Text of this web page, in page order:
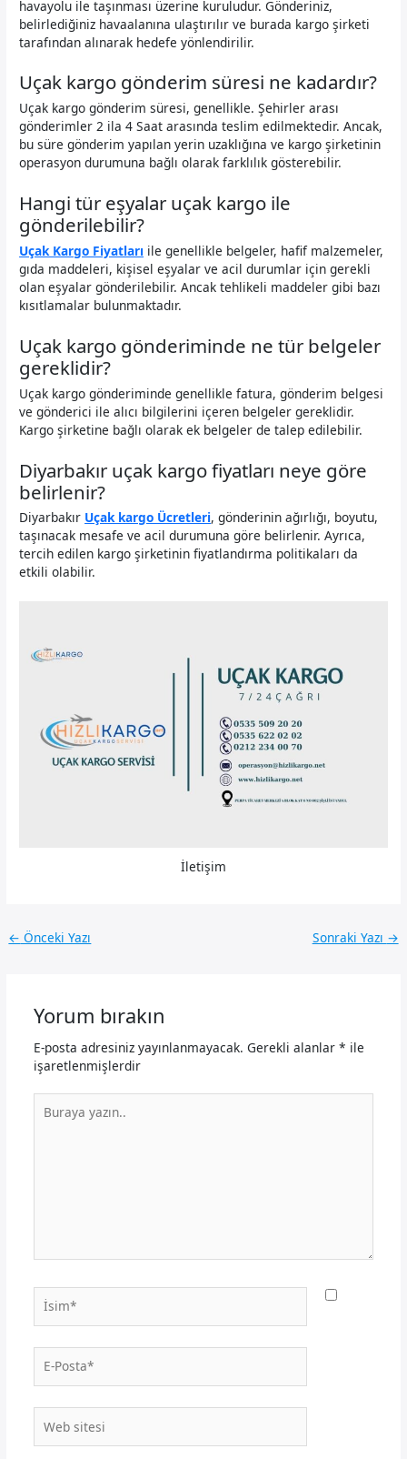
havayolu ile taşınması üzerine kuruludur. Gönderiniz,
belirlediğiniz havaalanına ulaştırılır ve burada kargo şirketi
tarafından alınarak hedefe yönlendirilir.
Uçak kargo gönderim süresi ne kadardır?
Uçak kargo gönderim süresi, genellikle. Şehirler arası
gönderimler 2 ila 4 Saat arasında teslim edilmektedir. Ancak,
bu süre gönderim yapılan yerin uzaklığına ve kargo şirketinin
operasyon durumuna bağlı olarak farklılık gösterebilir.
Hangi tür eşyalar uçak kargo ile
gönderilebilir?
Uçak Kargo Fiyatları ile genellikle belgeler, hafif malzemeler,
gıda maddeleri, kişisel eşyalar ve acil durumlar için gerekli
olan eşyalar gönderilebilir. Ancak tehlikeli maddeler gibi bazı
kısıtlamalar bulunmaktadır.
Uçak kargo gönderiminde ne tür belgeler
gereklidir?
Uçak kargo gönderiminde genellikle fatura, gönderim belgesi
ve gönderici ile alıcı bilgilerini içeren belgeler gereklidir.
Kargo şirketine bağlı olarak ek belgeler de talep edilebilir.
Diyarbakır uçak kargo fiyatları neye göre
belirlenir?
Diyarbakır Uçak kargo Ücretleri, gönderinin ağırlığı, boyutu,
taşınacak mesafe ve acil durumuna göre belirlenir. Ayrıca,
tercih edilen kargo şirketinin fiyatlandırma politikaları da
etkili olabilir.
İletişim
← Önceki Yazı Sonraki Yazı →
Yorum bırakın
E-posta adresiniz yayınlanmayacak. Gerekli alanlar * ile
işaretlenmişlerdir
yazın..
İsim*
Posta*
sitesi